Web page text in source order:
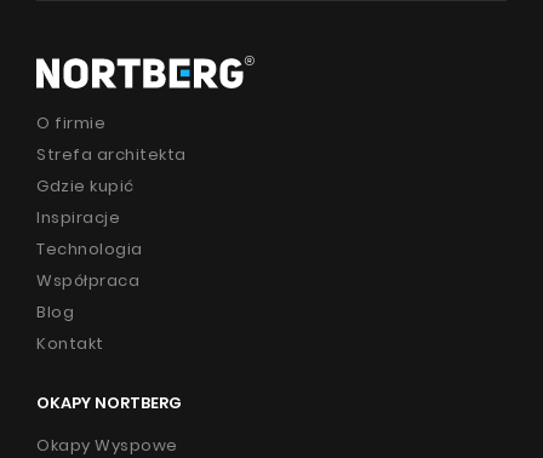
Wsparcie techniczne
Wirtualny showroom
Poradnik
Instrukcje
O firmie
Strefa architekta
Gdzie kupić
Inspiracje
Technologia
Współpraca
Blog
Kontakt
OKAPY NORTBERG
Okapy Wyspowe